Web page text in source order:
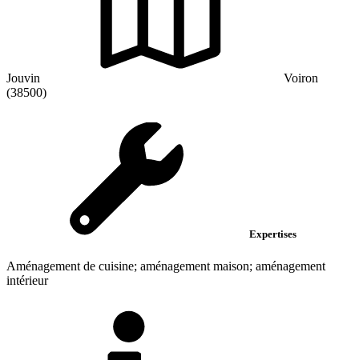
Jouvin
Voiron
(38500)
Expertises
Aménagement de cuisine; aménagement maison; aménagement
intérieur